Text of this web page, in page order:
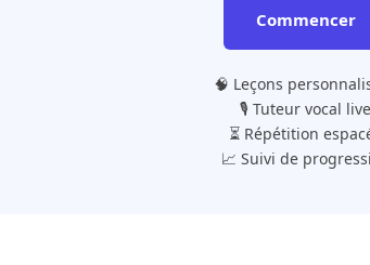
Commencer
🧠 Leçons
🎙️ Tuteur vocal live
⏳ Répétition
📈 Suivi de